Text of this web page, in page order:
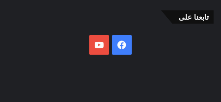
تابعنا على
فيسبوك